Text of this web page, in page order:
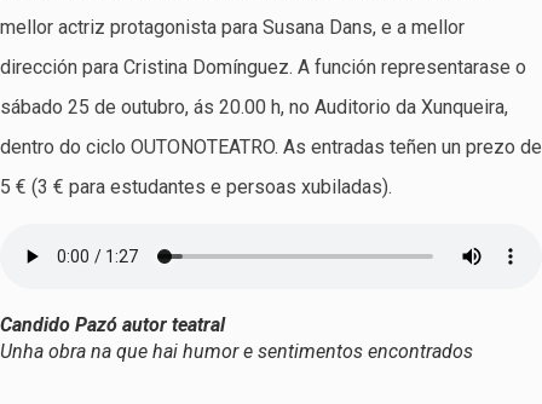
mellor actriz protagonista para Susana Dans, e a mellor
dirección para Cristina Domínguez. A función representarase o
sábado 25 de outubro, ás 20.00 h, no Auditorio da Xunqueira,
dentro do ciclo OUTONOTEATRO. As entradas teñen un prezo de
5 € (3 € para estudantes e persoas xubiladas).
Candido Pazó autor teatral
Unha obra na que hai humor e sentimentos encontrados